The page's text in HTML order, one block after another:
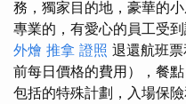
務，獨家目的地，豪華的
專業的，有愛心的員工受到
外燴 推拿 證照 退還航班
前每日價格的費用），餐
包括的特殊計劃，入場保